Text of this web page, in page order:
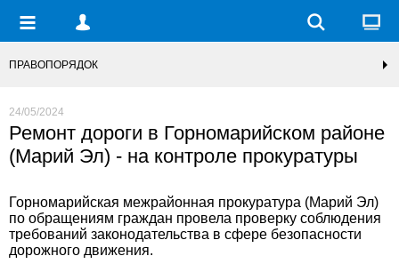
ПРАВОПОРЯДОК
24/05/2024
Ремонт дороги в Горномарийском районе
(Марий Эл) - на контроле прокуратуры
Горномарийская межрайонная прокуратура (Марий Эл)
по обращениям граждан провела проверку соблюдения
требований законодательства в сфере безопасности
дорожного движения.